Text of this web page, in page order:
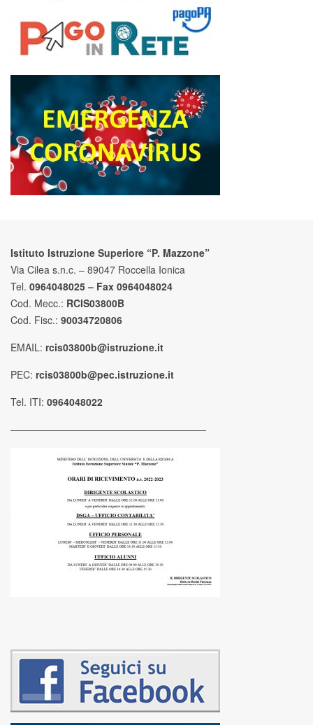
Istituto Istruzione Superiore “P. Mazzone”
Via Cilea s.n.c. – 89047 Roccella Ionica
Tel. 0964048025 – Fax 0964048024
Cod. Mecc.: RCIS03800B
Cod. Fisc.: 90034720806
EMAIL: rcis03800b@istruzione.it
PEC: rcis03800b@pec.istruzione.it
Tel. ITI: 0964048022
————————————————————